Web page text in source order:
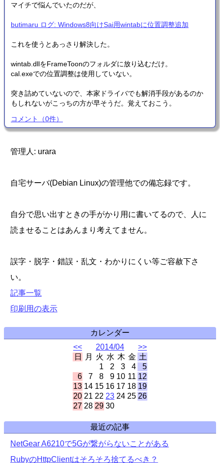
マイチで悩んでいたのだが、
butimaru ログ: Windows8向けSai用wintabに位置調整追加
これを使うとあっさり解決した。
wintab.dllをFrameToonのフォルダに放り込むだけ。
cal.exeでの位置調整は使用していない。
突き詰めていないので、本家ドライバでも解消手段があるのか
もしれないがこっちの方が早そうだ。覚えておこう。
コメント （0件）
管理人: urara
自宅サーバ(Debian Linux)の管理他での備忘録です。
自分で思い出すときの手がかり用に書いてるので、人に
読ませることはあんまり考えてません。
誤字・脱字・錯誤・乱文・わかりにくい等ご容赦下さ
い。
記事一覧
印刷用の表示
カレンダー
<<
2014/04
>>
日
月 火 水 木 金 土
1
2 3 4
5
6
7 8 9 10 11 12
13 14 15 16 17 18 19
20 21 22 23 24 25 26
27 28 29 30
最近の記事
NetGear A6210で5Gが繋がらないことがある
RubyのHttpClientはそろそろ捨てるべき？